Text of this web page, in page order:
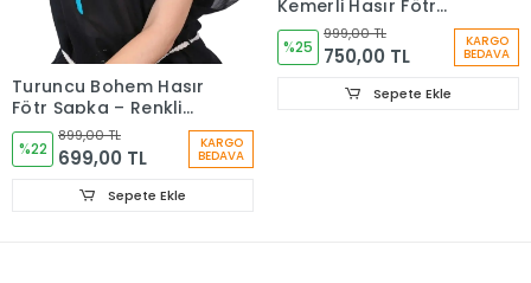
Turuncu Bohem Hasır
Fötr Şapka – Renkli
Etnik Şeritli Yazlık
Kadın Şapkası 6261
%22
899,00 TL
699,00 TL
KARGO
BEDAVA
Sepete Ekle
Kemerli Hasır Fötr
Şapka 6223
%25
999,00 TL
750,00 TL
KARGO
BEDAVA
Sepete Ekle